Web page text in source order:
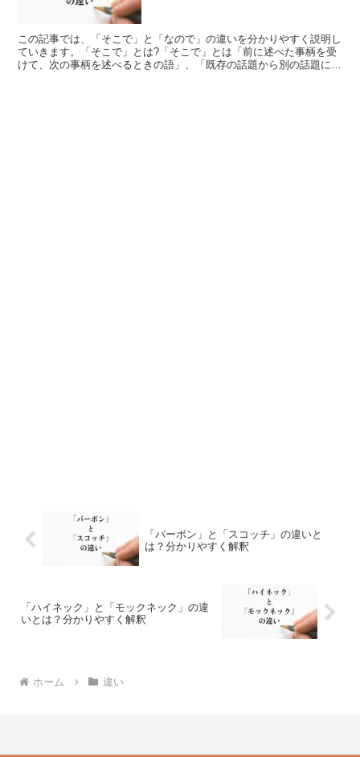
この記事では、「そこで」と「なので」の違いを分かりやすく説明し
ていきます。「そこで」とは?「そこで」とは「前に述べた事柄を受
けて、次の事柄を述べるときの語」、「既存の話題から別の話題に帰
「バーボン」と「スコッチ」の違いと
は？分かりやすく解釈
「ハイネック」と「モックネック」の違
いとは？分かりやすく解釈
ホーム 違い